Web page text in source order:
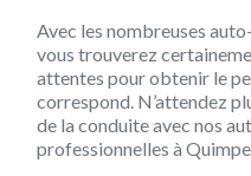
Avec les nombreuses
vous trouverez
attentes pour obtenir le
correspond. N’attendez
de la conduite avec nos
professionnelles à